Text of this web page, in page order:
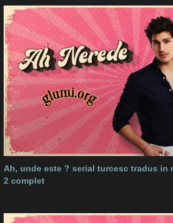
Ah, unde este ? serial turcesc tradus in
2 complet